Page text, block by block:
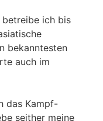
betreibe ich bis
bekanntesten
auch im
das Kampf-
seither meine